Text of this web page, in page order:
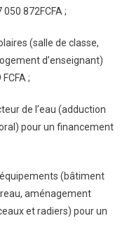
872FCFA ;
(salle de classe,
d’enseignant)
;
de l’eau (adduction
pour un financement
(bâtiment
aménagement
et radiers) pour un